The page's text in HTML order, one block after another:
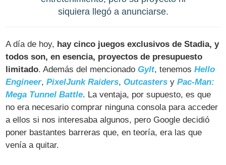
siquiera llegó a anunciarse.
A día de hoy, hay cinco juegos exclusivos de Stadia, y
todos son, en esencia, proyectos de presupuesto
limitado. Además del mencionadoGylt, tenemosHello
Engineer,PixelJunk Raiders,Outcasters yPac-Man:
Mega Tunnel Battle. La ventaja, por supuesto, es que
no era necesario comprar ninguna consola para acceder
a ellos si nos interesaba algunos, pero Google decidió
poner bastantes barreras que, en teoría, era las que
venía a quitar.